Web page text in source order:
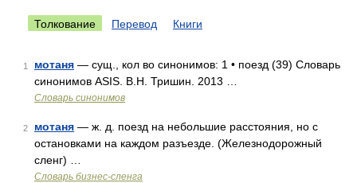
Толкование Перевод Книги
1 мотаня — сущ., кол во синонимов: 1 • поезд (39) Словарь
синонимов ASIS. В.Н. Тришин. 2013 …
Словарь синонимов
2 мотаня — ж. д. поезд на небольшие расстояния, но с
остановками на каждом разъезде. (Железнодорожный
сленг) …
Словарь бизнес-сленга